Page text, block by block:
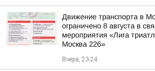
Движение транспорта в
ограничено 8 августа в
мероприятия «Лига
Москва 226»
Вчера, 23:24